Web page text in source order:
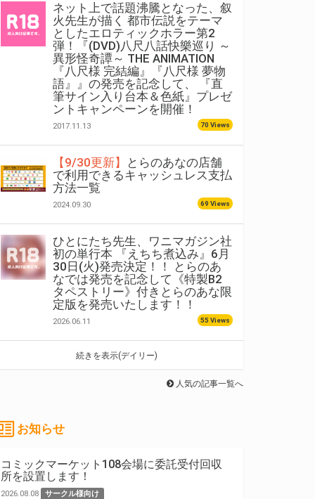
ネット上で話題沸騰となった、叙
火先生が描く 都市伝説をテーマ
としたエロティックホラー第2
弾！『(DVD)八尺八話快樂巡り ～
異形怪奇譚～ THE ANIMATION
『八尺様 完結編』『八尺様 夢物
語』』の発売を記念して、 『直
筆サイン入り台本＆色紙』プレゼ
ントキャンペーンを開催！
2017.11.13 70 Views
【9/30更新】
とらのあなの店舗
で利用できるキャッシュレス支払
方法一覧
2024.09.30 69 Views
ひとにたち先生、ワニマガジン社
初の単行本 『えちち煮込み』6月
30日(火)発売決定！！ とらのあ
なでは発売を記念して《特製B2
タペストリー》付きとらのあな限
定版を発売いたします！！
2026.06.11 55 Views
続きを表示(デイリー)
人気の記事一覧へ
お知らせ
コミックマーケット108会場に委託受付回収
所を設置します！
2026.08.08 サークル様向け